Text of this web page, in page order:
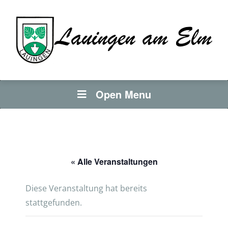
Open Menu
« Alle Veranstaltungen
Diese Veranstaltung hat bereits
stattgefunden.